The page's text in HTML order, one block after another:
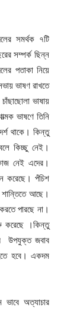
সমর্থক ৭টি
সম্পর্ক ছিন্ন
পতাকা নিয়ে
ভাষণ রাখতে
ভাষায়
ভাষণে তিনি
থাকে। কিন্তু
কিচ্ছু নেই।
নেই এদের।
করেছে। পঁচিশ
আছে।
পারছে না।
করেছে ।কিন্তু
উপযুক্ত জবাব
হবে। একদম
ভাবে অত্যাচার